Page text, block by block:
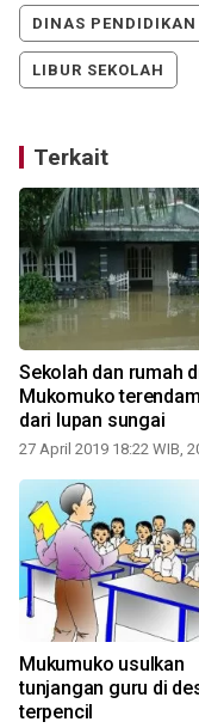
DINAS
LIBUR SEKOLAH
Terkait
Sekolah dan rumah di
Mukomuko
dari lupan sungai
27 April 2019 18:22 WIB,
Mukumuko usulkan
tunjangan guru di
terpencil